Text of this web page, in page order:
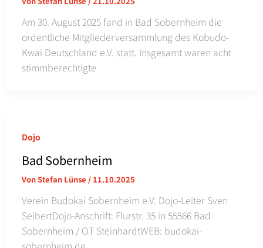
Am 30. August 2025 fand in Bad Sobernheim die
ordentliche Mitgliederversammlung des Kobudo-
Kwai Deutschland e.V. statt. Insgesamt waren acht
stimmberechtigte
Dojo
Bad Sobernheim
VonStefan Lünse / 11.10.2025
Verein Budokai Sobernheim e.V. Dojo-Leiter Sven
SeibertDojo-Anschrift: Flurstr. 35 in 55566 Bad
Sobernheim / OT SteinhardtWEB: budokai-